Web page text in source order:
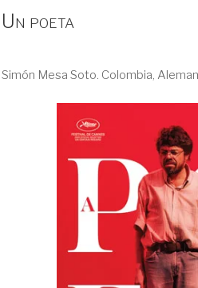
Un poeta
Simón Mesa Soto. Colombia,